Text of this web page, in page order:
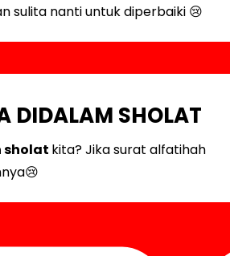
sulita nanti untuk diperbaiki 😢
DIDALAM SHOLAT
sholat kita? Jika surat alfatihah